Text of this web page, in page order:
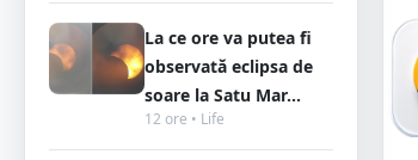
La ce ore va putea fi
observată eclipsa de
soare la Satu Mar...
12 ore • Life